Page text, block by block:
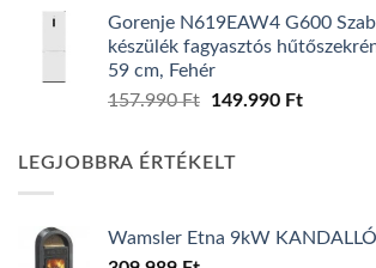
was:
139.990 Ft.
is:
119.990
Gorenje N619EAW4 G600
készülék fagyasztós
59 cm, Fehér
157.990Ft
Original
157.990 Ft.
149.990 FtCurrent
LEGJOBBRA ÉRTÉKELT
Wamsler Etna 9kW KANDALLÓ